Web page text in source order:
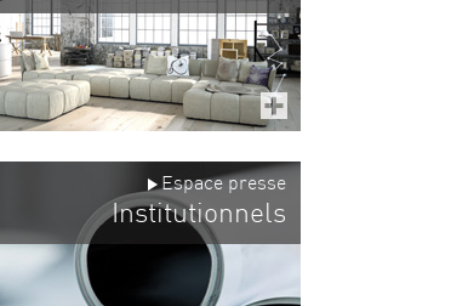
Espace presse
Institutionnels